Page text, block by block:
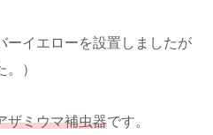
ーイエローを設置しましたが
）
ザミウマ補虫器です。